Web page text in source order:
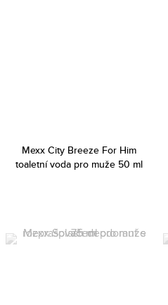
Mexx City Breeze For Him
toaletní voda pro muže 50 ml